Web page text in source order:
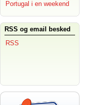
Portugal i en weekend
RSS og email besked
RSS